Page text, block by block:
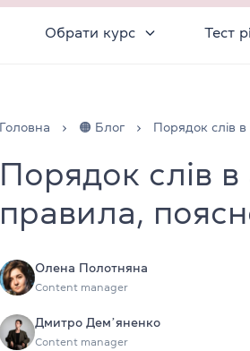
Обрати курс Тест
Головна 🟠 Блог Порядок слів
Порядок слів в
правила,
Олена Полотняна
Content manager
Дмитро Демʼяненко
Content manager